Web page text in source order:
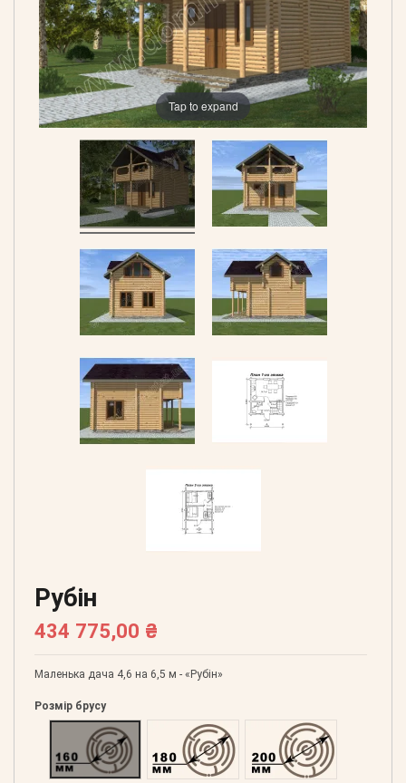
Tap to expand
Рубін
434 775,00 ₴
Маленька дача 4,6 на 6,5 м - «Рубін»
Розмір брусу
Оциліндрований 160Оциліндрований 180Оциліндрований 200